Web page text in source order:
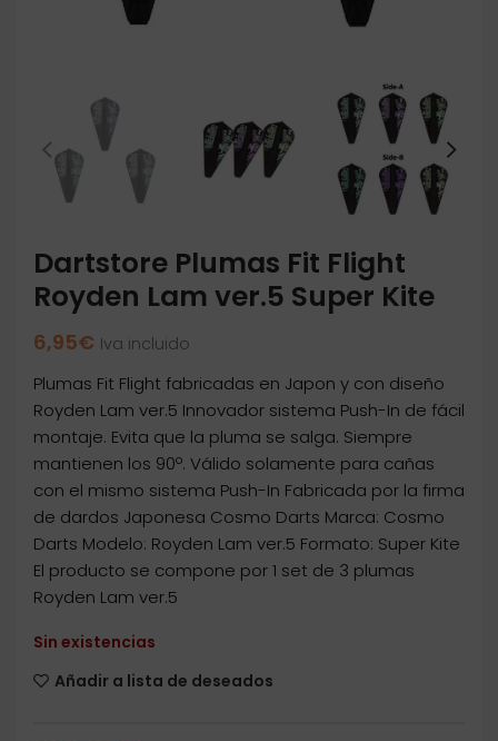
Dartstore Plumas Fit Flight
Royden Lam ver.5 Super Kite
6,95€ Iva incluido
Plumas Fit Flight fabricadas en Japon y con diseño
Royden Lam ver.5 Innovador sistema Push-In de fácil
montaje. Evita que la pluma se salga. Siempre
mantienen los 90º. Válido solamente para cañas
con el mismo sistema Push-In Fabricada por la firma
de dardos Japonesa Cosmo Darts Marca: Cosmo
Darts Modelo: Royden Lam ver.5 Formato: Super Kite
El producto se compone por 1 set de 3 plumas
Royden Lam ver.5
Sin existencias
Añadir a lista de deseados